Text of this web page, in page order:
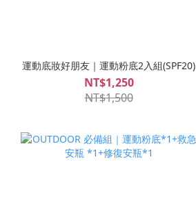
運動底妝好朋友｜運動粉底2入組(SPF20)
NT$1,250
NT$1,500